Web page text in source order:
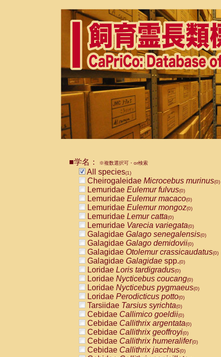
■学名： ※複数選択可・or検索
All species(1)
Cheirogaleidae Microcebus murinus(0)
Lemuridae Eulemur fulvus(0)
Lemuridae Eulemur macaco(0)
Lemuridae Eulemur mongoz(0)
Lemuridae Lemur catta(0)
Lemuridae Varecia variegata(0)
Galagidae Galago senegalensis(0)
Galagidae Galago demidovii(0)
Galagidae Otolemur crassicaudatus(0)
Galagidae Galagidae spp.(0)
Loridae Loris tardigradus(0)
Loridae Nycticebus coucang(0)
Loridae Nycticebus pygmaeus(0)
Loridae Perodicticus potto(0)
Tarsiidae Tarsius syrichta(0)
Cebidae Callimico goeldii(0)
Cebidae Callithrix argentata(0)
Cebidae Callithrix geoffroyi(0)
Cebidae Callithrix humeralifer(0)
Cebidae Callithrix jacchus(0)